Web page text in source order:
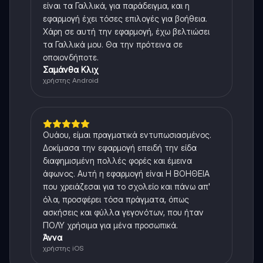
είναι τα Γαλλικά, για παράδειγμα, και η
εφαρμογή έχει τόσες επιλογές για βοήθεια.
Χάρη σε αυτή την εφαρμογή, έχω βελτιώσει
τα Γαλλικά μου. Θα την πρότεινα σε
οποιονδήποτε.
Σαμάνθα Κλιχ
χρήστης Android
Ουάου, είμαι πραγματικά εντυπωσιασμένος.
Δοκίμασα την εφαρμογή επειδή την είδα
διαφημισμένη πολλές φορές και έμεινα
άφωνος. Αυτή η εφαρμογή είναι Η ΒΟΗΘΕΙΑ
που χρειάζεσαι για το σχολείο και πάνω απ'
όλα, προσφέρει τόσα πράγματα, όπως
ασκήσεις και φύλλα γεγονότων, που ήταν
ΠΟΛΥ χρήσιμα για μένα προσωπικά.
Άννα
χρήστης iOS